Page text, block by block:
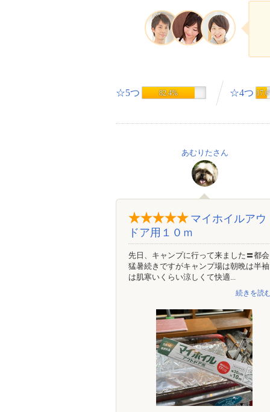
☆5つ 82.4% ☆4つ
あむりたさん
マイホイルアウ
ドア用１０ｍ
先日、キャンプに行って来ました〓都
猛暑続きですがキャンプ場は朝晩は半
は肌寒いくらい涼しくて快適...
続きを読